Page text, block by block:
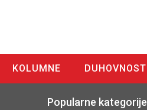
KOLUMNE DUHOVNOST
Popularne kategorije